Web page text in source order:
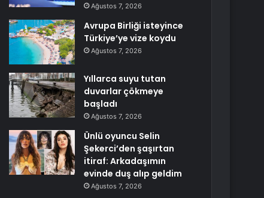
Ağustos 7, 2026
Avrupa Birliği isteyince
Türkiye’ye vize koydu
Ağustos 7, 2026
Yıllarca suyu tutan
duvarlar çökmeye
başladı
Ağustos 7, 2026
Ünlü oyuncu Selin
Şekerci’den şaşırtan
itiraf: Arkadaşımın
evinde duş alıp geldim
Ağustos 7, 2026